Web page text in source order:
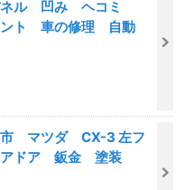
ネル 凹み ヘコミ
ト 車の修理 自動
マツダ CX-3 左フ
アドア 鈑金 塗装